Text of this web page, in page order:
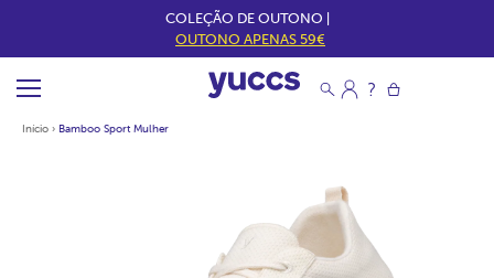
COLEÇÃO DE OUTONO |
OUTONO APENAS 59€
Início › Bamboo Sport Mulher